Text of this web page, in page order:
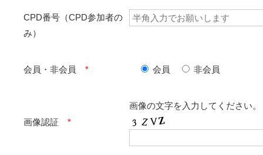
CPD番号（CPD参加者の
み）
会員・非会員 * 会員 非会員
画像認証 *
画像の文字を入力してください